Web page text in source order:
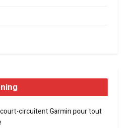
circuitent Garmin pour tout